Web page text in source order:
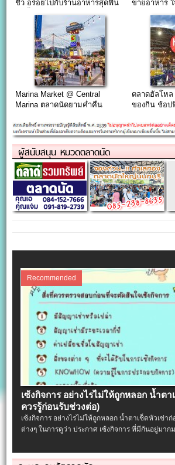
ชิว อร่อยไปกับร้านอาหารสุดฟิน
ขายอาหาร ใ
Marina Market @ Central
Marina ตลาดนัดยามค่ำคืน
ตลาดฮัลโห
ของกิน ช้อป
ผู้สนับสนุน หมวดตลาดนัด
Recommended
เซ้งกิจการ อย่างไรไม่ให้ถูกหลอก น้ำตา
ควรรู้ก่อนรับช่วงต่อ)
เซ้งกิจการ อย่างไรไม่ให้ถูกหลอก น้ำตาเช็ดหัวเข่า
ต่างๆ ในการดูว่า ประกาศ เซ้งกิจการ ที่มีกันอยู่มา